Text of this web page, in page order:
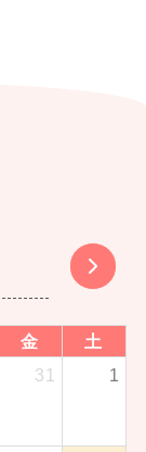
金
土
31 1